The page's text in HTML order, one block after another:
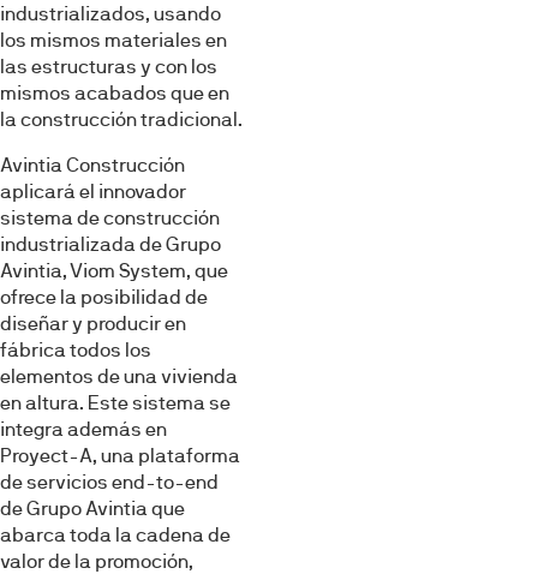
industrializados, usando
los mismos materiales en
las estructuras y con los
mismos acabados que en
la construcción tradicional.
Avintia Construcción
aplicará el innovador
sistema de construcción
industrializada de Grupo
Avintia, Viom System, que
ofrece la posibilidad de
diseñar y producir en
fábrica todos los
elementos de una vivienda
en altura. Este sistema se
integra además en
Proyect-A, una plataforma
de servicios end-to-end
de Grupo Avintia que
abarca toda la cadena de
valor de la promoción,